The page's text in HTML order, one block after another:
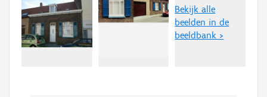
Bekijk alle
beelden in de
beeldbank >